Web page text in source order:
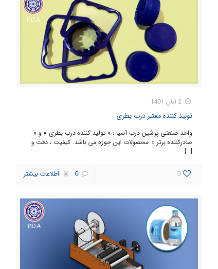
2 آبان 1401
تولید کننده معتبر درب بطری
واحد صنعتی پرشین درب آسیا ؛ « تولید کننده درب بطری » و «
صادرکننده برتر » محصولات این حوزه می باشد. کیفیت ، دقت و
[…]
0
0 اطلاعات بیشتر